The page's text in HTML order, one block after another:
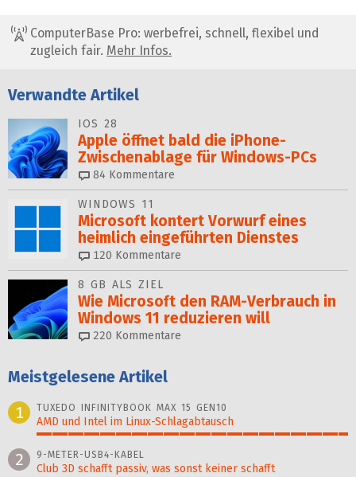
ComputerBase Pro: werbefrei, schnell, flexibel und
zugleich fair. Mehr Infos.
Verwandte Artikel
IOS 28
Apple öffnet bald die iPhone-
Zwischenablage für Windows-PCs
84 Kommentare
WINDOWS 11
Microsoft kontert Vorwurf eines
heimlich eingeführten Dienstes
120 Kommentare
8 GB ALS ZIEL
Wie Microsoft den RAM-Verbrauch in
Windows 11 reduzieren will
220 Kommentare
Meistgelesene Artikel
1
TUXEDO INFINITYBOOK MAX 15 GEN10
AMD und Intel im Linux-Schlagabtausch
2 9-METER-USB4-KABEL
Club 3D schafft passiv, was sonst keiner schafft